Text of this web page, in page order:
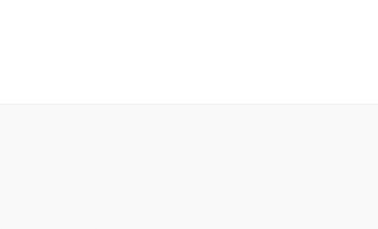
先を照らすメディア